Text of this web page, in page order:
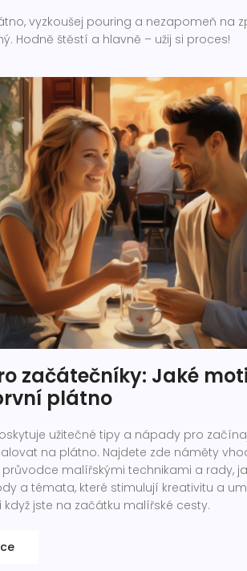
vyzkoušej pouring a nezapomeň na
Hodně štěstí a hlavně – užij si proces!
začátečníky: Jaké
plátno
užitečné tipy a nápady pro
na plátno. Najdete zde náměty
malířskými technikami a rady,
a témata, které stimulují kreativitu a
jste na začátku malířské cesty.